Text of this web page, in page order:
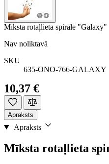
Mīksta rotaļlieta spirāle "Galaxy"
Nav noliktavā
SKU
635-ONO-766-GALAXY
10,37 €
Apraksts
Apraksts
Mīksta rotaļlieta